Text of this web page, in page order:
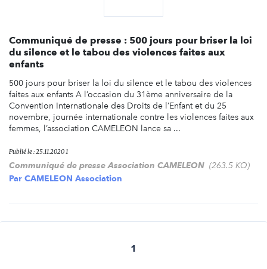
Communiqué de presse : 500 jours pour briser la loi
du silence et le tabou des violences faites aux
enfants
500 jours pour briser la loi du silence et le tabou des violences
faites aux enfants A l’occasion du 31ème anniversaire de la
Convention Internationale des Droits de l’Enfant et du 25
novembre, journée internationale contre les violences faites aux
femmes, l’association CAMELEON lance sa ...
Publié le : 25.11.2020 1
Communiqué de presse Association CAMELEON (263.5 KO)
Par CAMELEON Association
1